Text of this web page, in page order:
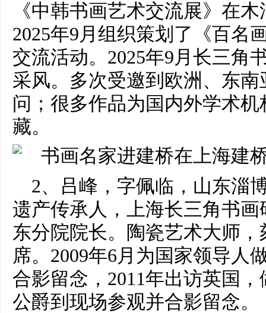
《中韩书画艺术交流展》在
2025年9月组织策划了《百名
交流活动。2025年9月长三角
采风。多次受邀到欧洲、东
问；很多作品为国内外学术
藏。
2、吕峰，字佩临，山东淄
遗产传承人，上海长三角书
东分院院长。陶瓷艺术大师
席。2009年6月为国家领导人
合影留念，2011年出访英国
公爵到现场参观并合影留念。